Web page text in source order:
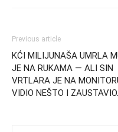
Previous article
KĆI MILIJUNAŠA UMRLA
JE NA RUKAMA — ALI SIN
VRTLARA JE NA
VIDIO NEŠTO I